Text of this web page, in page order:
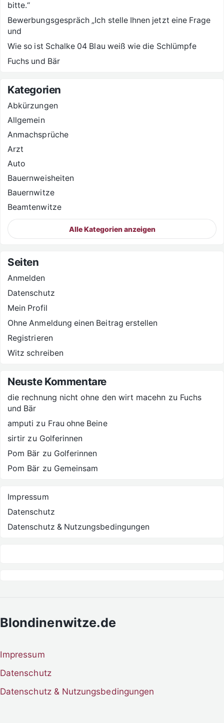
bitte.“
Bewerbungsgespräch „Ich stelle Ihnen jetzt eine Frage
und
Wie so ist Schalke 04 Blau weiß wie die Schlümpfe
Fuchs und Bär
Kategorien
Abkürzungen
Allgemein
Anmachsprüche
Arzt
Auto
Bauernweisheiten
Bauernwitze
Beamtenwitze
Alle Kategorien anzeigen
Seiten
Anmelden
Datenschutz
Mein Profil
Ohne Anmeldung einen Beitrag erstellen
Registrieren
Witz schreiben
Neuste Kommentare
die rechnung nicht ohne den wirt macehn zu Fuchs
und Bär
amputi zu Frau ohne Beine
sirtir zu Golferinnen
Pom Bär zu Golferinnen
Pom Bär zu Gemeinsam
Impressum
Datenschutz
Datenschutz & Nutzungsbedingungen
Blondinenwitze.de
Impressum
Datenschutz
Datenschutz & Nutzungsbedingungen